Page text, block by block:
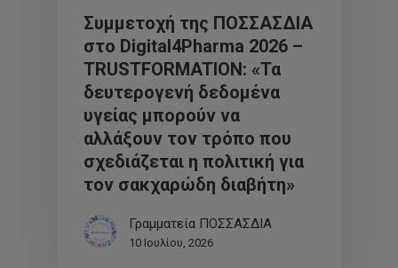
Συμμετοχή της ΠΟΣΣΑΣΔΙΑ
στο Digital4Pharma 2026 –
TRUSTFORMATION: «Τα
δευτερογενή δεδομένα
υγείας μπορούν να
αλλάξουν τον τρόπο που
σχεδιάζεται η πολιτική για
τον σακχαρώδη διαβήτη»
Γραμματεία ΠΟΣΣΑΣΔΙΑ
10 Ιουλίου, 2026